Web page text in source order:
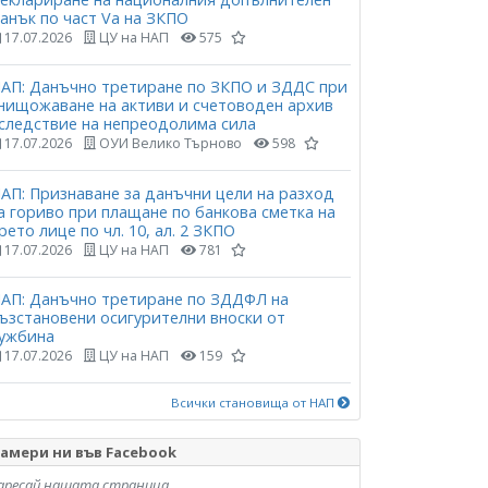
по част Vа на ЗКПО
17.07.2026 ЦУ на НАП 575
Данъчно третиране по ЗКПО и ЗДДС при
на активи и счетоводен архив
на непреодолима сила
17.07.2026 ОУИ Велико Търново 598
Признаване за данъчни цели на разход
гориво при плащане по банкова сметка на
лице по чл. 10, ал. 2 ЗКПО
17.07.2026 ЦУ на НАП 781
Данъчно третиране по ЗДДФЛ на
осигурителни вноски от
17.07.2026 ЦУ на НАП 159
Всички становища от НАП
ни във Facebook